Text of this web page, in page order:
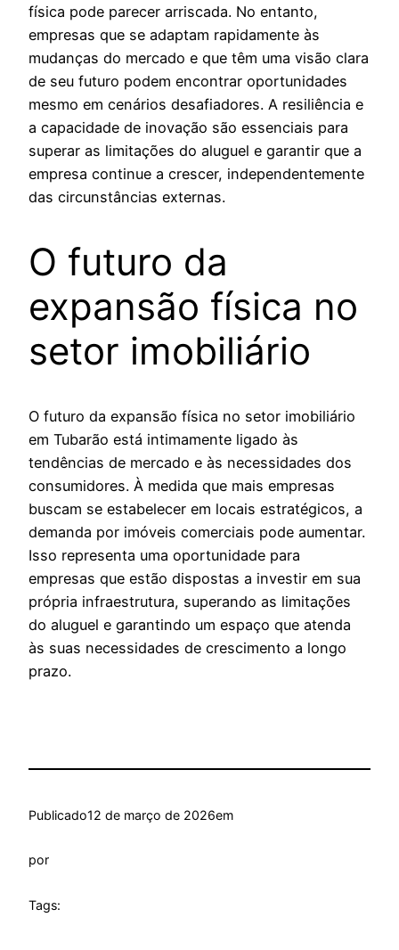
física pode parecer arriscada. No entanto,
empresas que se adaptam rapidamente às
mudanças do mercado e que têm uma visão clara
de seu futuro podem encontrar oportunidades
mesmo em cenários desafiadores. A resiliência e
a capacidade de inovação são essenciais para
superar as limitações do aluguel e garantir que a
empresa continue a crescer, independentemente
das circunstâncias externas.
O futuro da
expansão física no
setor imobiliário
O futuro da expansão física no setor imobiliário
em Tubarão está intimamente ligado às
tendências de mercado e às necessidades dos
consumidores. À medida que mais empresas
buscam se estabelecer em locais estratégicos, a
demanda por imóveis comerciais pode aumentar.
Isso representa uma oportunidade para
empresas que estão dispostas a investir em sua
própria infraestrutura, superando as limitações
do aluguel e garantindo um espaço que atenda
às suas necessidades de crescimento a longo
prazo.
Publicado12 de março de 2026em
por
Tags: